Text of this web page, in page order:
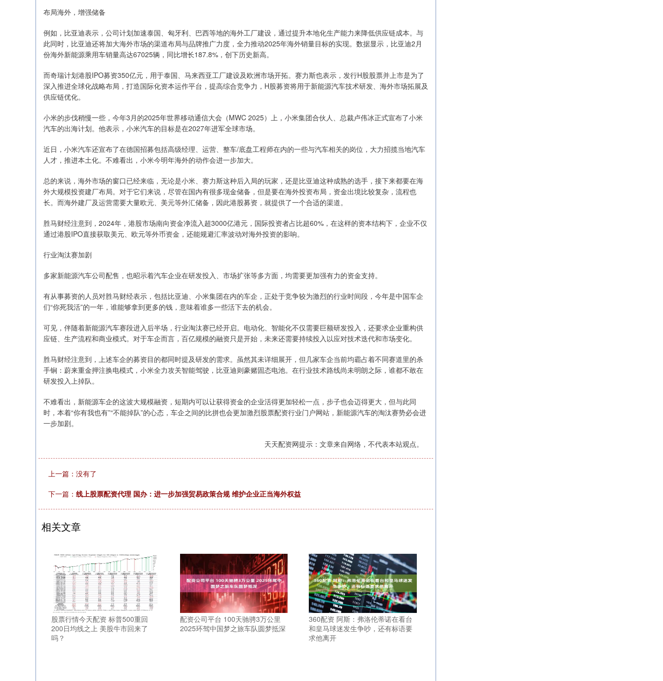
布局海外，增强储备
例如，比亚迪表示，公司计划加速泰国、匈牙利、巴西等地的海外工厂建设，通过提升本地化生产能力来降低供应链成本。与
此同时，比亚迪还将加大海外市场的渠道布局与品牌推广力度，全力推动2025年海外销量目标的实现。数据显示，比亚迪2月
份海外新能源乘用车销量高达67025辆，同比增长187.8%，创下历史新高。
而奇瑞计划港股IPO募资350亿元，用于泰国、马来西亚工厂建设及欧洲市场开拓。赛力斯也表示，发行H股股票并上市是为了
深入推进全球化战略布局，打造国际化资本运作平台，提高综合竞争力，H股募资将用于新能源汽车技术研发、海外市场拓展及
供应链优化。
小米的步伐稍慢一些，今年3月的2025年世界移动通信大会（MWC 2025）上，小米集团合伙人、总裁卢伟冰正式宣布了小米
汽车的出海计划。他表示，小米汽车的目标是在2027年进军全球市场。
近日，小米汽车还宣布了在德国招募包括高级经理、运营、整车/底盘工程师在内的一些与汽车相关的岗位，大力招揽当地汽车
人才，推进本土化。不难看出，小米今明年海外的动作会进一步加大。
总的来说，海外市场的窗口已经来临，无论是小米、赛力斯这种后入局的玩家，还是比亚迪这种成熟的选手，接下来都要在海
外大规模投资建厂布局。对于它们来说，尽管在国内有很多现金储备，但是要在海外投资布局，资金出境比较复杂，流程也
长。而海外建厂及运营需要大量欧元、美元等外汇储备，因此港股募资，就提供了一个合适的渠道。
胜马财经注意到，2024年，港股市场南向资金净流入超3000亿港元，国际投资者占比超60%，在这样的资本结构下，企业不仅
通过港股IPO直接获取美元、欧元等外币资金，还能规避汇率波动对海外投资的影响。
行业淘汰赛加剧
多家新能源汽车公司配售，也昭示着汽车企业在研发投入、市场扩张等多方面，均需要更加强有力的资金支持。
有从事募资的人员对胜马财经表示，包括比亚迪、小米集团在内的车企，正处于竞争较为激烈的行业时间段，今年是中国车企
们“你死我活”的一年，谁能够拿到更多的钱，意味着谁多一些活下去的机会。
可见，伴随着新能源汽车赛段进入后半场，行业淘汰赛已经开启。电动化、智能化不仅需要巨额研发投入，还要求企业重构供
应链、生产流程和商业模式。对于车企而言，百亿规模的融资只是开始，未来还需要持续投入以应对技术迭代和市场变化。
胜马财经注意到，上述车企的募资目的都同时提及研发的需求。虽然其未详细展开，但几家车企当前均霸占着不同赛道里的杀
手锏：蔚来重金押注换电模式，小米全力攻关智能驾驶，比亚迪则豪赌固态电池。在行业技术路线尚未明朗之际，谁都不敢在
研发投入上掉队。
不难看出，新能源车企的这波大规模融资，短期内可以让获得资金的企业活得更加轻松一点，步子也会迈得更大，但与此同
时，本着“你有我也有”“不能掉队”的心态，车企之间的比拼也会更加激烈股票配资行业门户网站，新能源汽车的淘汰赛势必会进
一步加剧。
天天配资网提示：文章来自网络，不代表本站观点。
上一篇：没有了
下一篇： 线上股票配资代理 国办：进一步加强贸易政策合规 维护企业正当海外权益
相关文章
股票行情今天配资 标普500重回
200日均线之上 美股牛市回来了
吗？
配资公司平台 100天驰骋3万公里
2025环驾中国梦之旅车队圆梦抵深
360配资 阿斯：弗洛伦蒂诺在看台
和皇马球迷发生争吵，还有标语要
求他离开